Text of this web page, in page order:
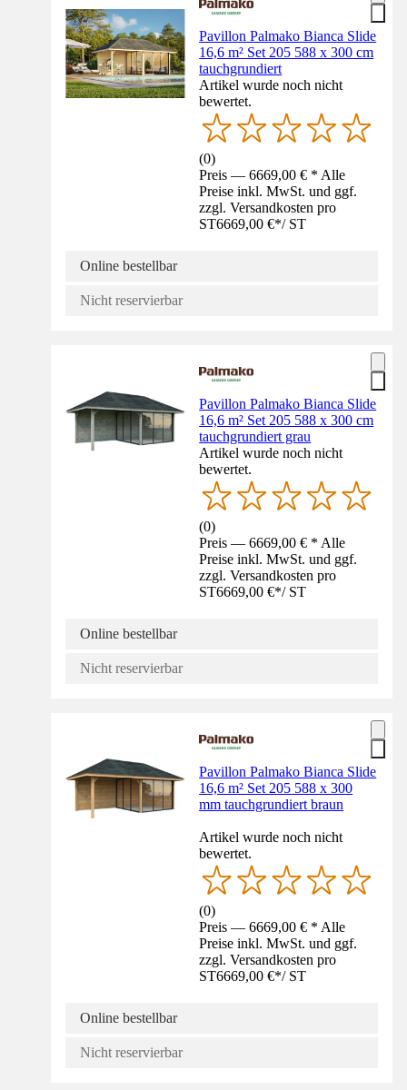
Pavillon Palmako Bianca Slide
16,6 m² Set 205 588 x 300 cm
tauchgrundiert
Artikel wurde noch nicht
bewertet.
(0)
Preis — 6669,00 € * Alle
Preise inkl. MwSt. und ggf.
zzgl. Versandkosten pro
ST6669,00 €*/ ST
Online bestellbar
Nicht reservierbar
Pavillon Palmako Bianca Slide
16,6 m² Set 205 588 x 300 cm
tauchgrundiert grau
Artikel wurde noch nicht
bewertet.
(0)
Preis — 6669,00 € * Alle
Preise inkl. MwSt. und ggf.
zzgl. Versandkosten pro
ST6669,00 €*/ ST
Online bestellbar
Nicht reservierbar
Pavillon Palmako Bianca Slide
16,6 m² Set 205 588 x 300
mm tauchgrundiert braun
Artikel wurde noch nicht
bewertet.
(0)
Preis — 6669,00 € * Alle
Preise inkl. MwSt. und ggf.
zzgl. Versandkosten pro
ST6669,00 €*/ ST
Online bestellbar
Nicht reservierbar